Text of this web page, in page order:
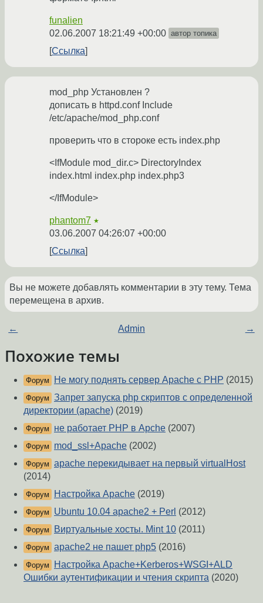
funalien
02.06.2007 18:21:49 +00:00 автор топика
Ссылка
mod_php Установлен ?
дописать в httpd.conf Include
/etc/apache/mod_php.conf
проверить что в стороке есть index.php
<IfModule mod_dir.c> DirectoryIndex
index.html index.php index.php3
</IfModule>
phantom7 ★
03.06.2007 04:26:07 +00:00
Ссылка
Вы не можете добавлять комментарии в эту тему. Тема
перемещена в архив.
← Admin →
Похожие темы
Форум Не могу поднять сервер Apache с PHP (2015)
Форум Запрет запуска php скриптов с определенной
директории (apache) (2019)
Форум не работает PHP в Apche (2007)
Форум mod_ssl+Apache (2002)
Форум apache перекидывает на первый virtualHost
(2014)
Форум Настройка Apache (2019)
Форум Ubuntu 10.04 apache2 + Perl (2012)
Форум Виртуальные хосты. Mint 10 (2011)
Форум apache2 не пашет php5 (2016)
Форум
Настройка Apache+Kerberos+WSGI+ALD
Ошибки аутентификации и чтения скрипта (2020)